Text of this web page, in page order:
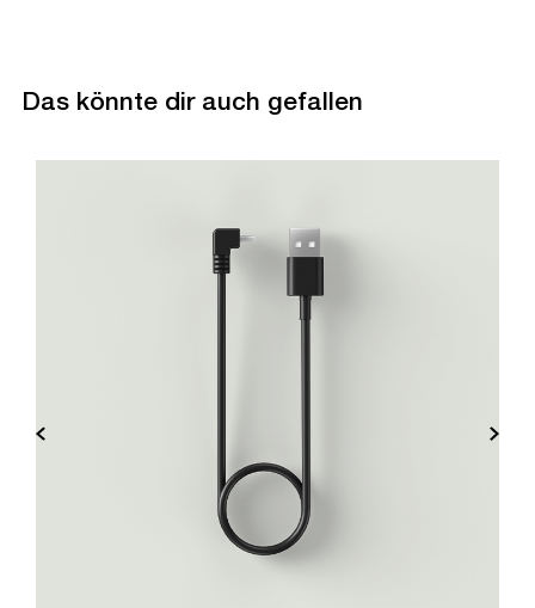
Das könnte dir auch gefallen